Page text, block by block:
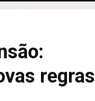
regras